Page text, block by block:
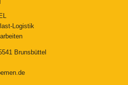
Logistik
Brunsbüttel